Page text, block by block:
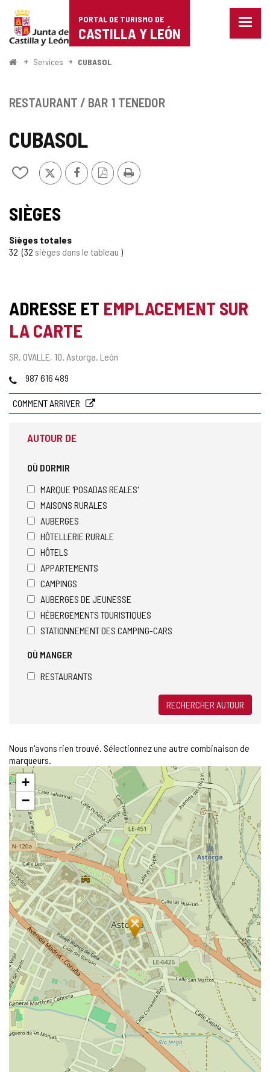
Portal
de
Turismo
Castilla
León
PORTAL DE TURISMO DE
CASTILLA Y LEÓN
Menu
<
Services CUBASOL
CUBASOL
Ajouter/retirer
de
cahiers
X FacebookVersion
PDF
Imprimer
RESTAURANT / BAR 1 TENEDOR
SIÈGES
Sièges totales
32 32 sièges dans le tableau
ADRESSE ET EMPLACEMENT SUR
LA CARTE
Adresse
SR. OVALLE, 10. Astorga. León
Téléphones
987 616 489
COMMENT ARRIVER
AUTOUR DE
OÙ DORMIR
MARQUE 'POSADAS REALES'
MAISONS RURALES
AUBERGES
HÔTELLERIE RURALE
HÔTELS
APPARTEMENTS
CAMPINGS
AUBERGES DE JEUNESSE
HÉBERGEMENTS TOURISTIQUES
STATIONNEMENT DES CAMPING-CARS
OÙ MANGER
RESTAURANTS
RECHERCHER AUTOUR
Nous n'avons rien trouvé. Sélectionnez une autre combinaison de
marqueurs.
Sauter
la
carte
+
−